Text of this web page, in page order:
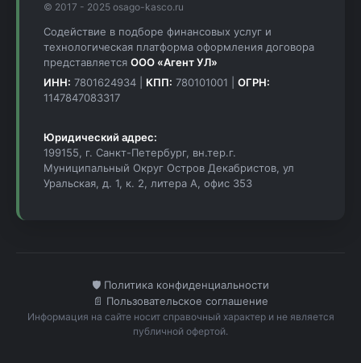
© 2017 - 2025 osago-kasco.ru
Содействие в подборе финансовых услуг и
технологическая платформа оформления договора
представляется ООО «Агент УЛ»
ИНН: 7801624934 | КПП: 780101001 | ОГРН:
1147847083317
Юридический адрес:
199155, г. Санкт-Петербург, вн.тер.г.
Муниципальный Округ Остров Декабристов, ул
Уральская, д. 1, к. 2, литера А, офис 353
🛡️ Политика конфиденциальности
📄 Пользовательское соглашение
Информация на сайте носит справочный характер и не является
публичной офертой.